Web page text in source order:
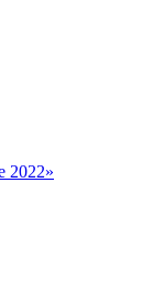
2022»